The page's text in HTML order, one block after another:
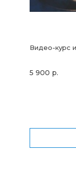
Видео-курс
5 900 р.